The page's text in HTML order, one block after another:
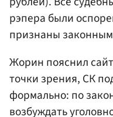
рэпера были
признаны
Жорин пояснил
точки зрения, СК
формально: по
возбуждать